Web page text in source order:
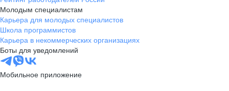
+7 383 207-94-64
pr@nsk.hh.ru
Минск
пр-т Дзержинского, д. 57,
10 этаж, помещение 45-1
Молодым специалистам
Карьера для молодых специалистов
Школа программистов
Карьера в некоммерческих организациях
Боты для уведомлений
Мобильное приложение